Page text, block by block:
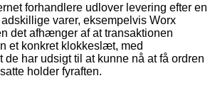
forhandlere udlover levering efter en
varer, eksempelvis Worx
det afhænger af at transaktionen
et konkret klokkeslæt, med
de har udsigt til at kunne nå at få ordren
holder fyraften.